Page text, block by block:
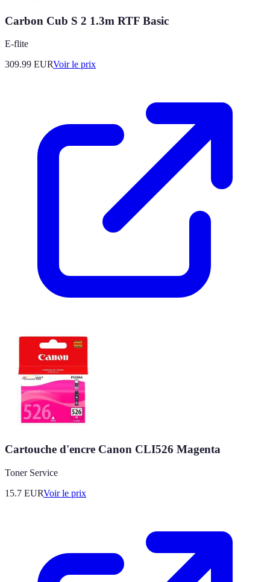
Carbon Cub S 2 1.3m RTF Basic
E-flite
309.99 EURVoir le prix
Cartouche d'encre Canon CLI526 Magenta
Toner Service
15.7 EURVoir le prix